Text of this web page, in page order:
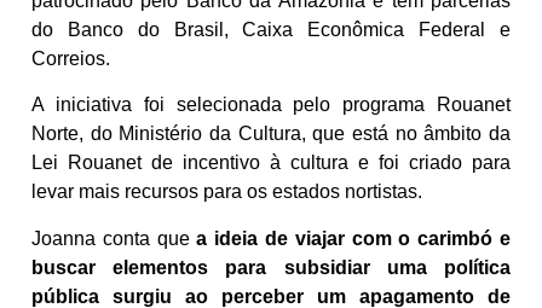
do Banco do Brasil, Caixa Econômica Federal e
Correios.
A iniciativa foi selecionada pelo programa Rouanet
Norte, do Ministério da Cultura, que está no âmbito da
Lei Rouanet de incentivo à cultura e foi criado para
levar mais recursos para os estados nortistas.
Joanna conta quea ideia de viajar com o carimbó e
buscar elementos para subsidiar uma política
pública surgiu ao perceber um apagamento de